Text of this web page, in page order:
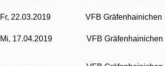
Fr, 22.03.2019 VFB Gräfenhainichen
Mi, 17.04.2019 VFB Gräfenhainichen